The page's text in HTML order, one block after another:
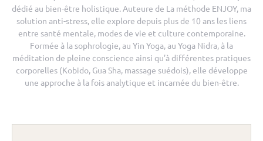
dédié au bien-être holistique. Auteure de La méthode ENJOY, ma
solution anti-stress, elle explore depuis plus de 10 ans les liens
entre santé mentale, modes de vie et culture contemporaine.
Formée à la sophrologie, au Yin Yoga, au Yoga Nidra, à la
méditation de pleine conscience ainsi qu’à différentes pratiques
corporelles (Kobido, Gua Sha, massage suédois), elle développe
une approche à la fois analytique et incarnée du bien-être.